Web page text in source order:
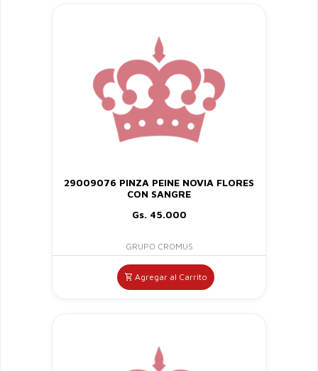
29009076 PINZA PEINE NOVIA FLORES
CON SANGRE
Gs. 45.000
GRUPO CROMUS
Agregar al Carrito